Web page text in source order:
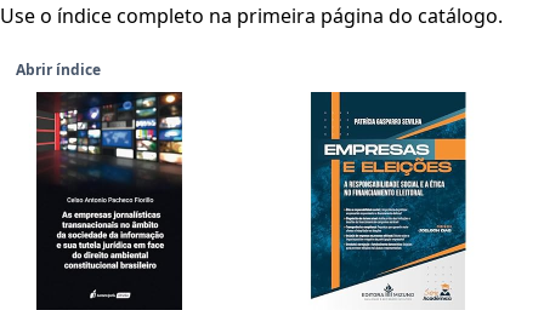
Use o índice completo na primeira página do catálogo.
Abrir índice